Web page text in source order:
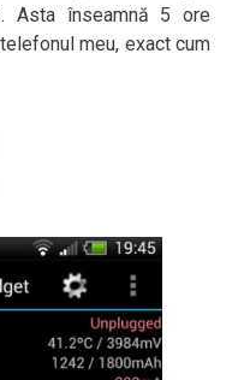
Asta înseamnă 5 ore
meu, exact cum